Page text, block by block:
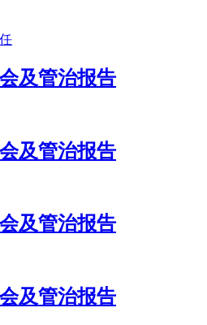
及管治报告
及管治报告
及管治报告
及管治报告